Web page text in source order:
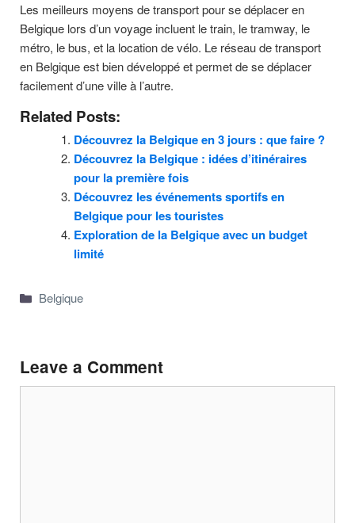
Les meilleurs moyens de transport pour se déplacer en
Belgique lors d’un voyage incluent le train, le tramway, le
métro, le bus, et la location de vélo. Le réseau de transport
en Belgique est bien développé et permet de se déplacer
facilement d’une ville à l’autre.
Related Posts:
Découvrez la Belgique en 3 jours : que faire ?
Découvrez la Belgique : idées d’itinéraires
pour la première fois
Découvrez les événements sportifs en
Belgique pour les touristes
Exploration de la Belgique avec un budget
limité
Categories
Belgique
Leave a Comment